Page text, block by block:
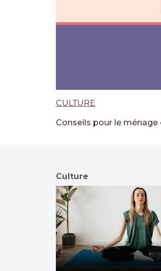
CULTURE
Conseils pour le
Culture